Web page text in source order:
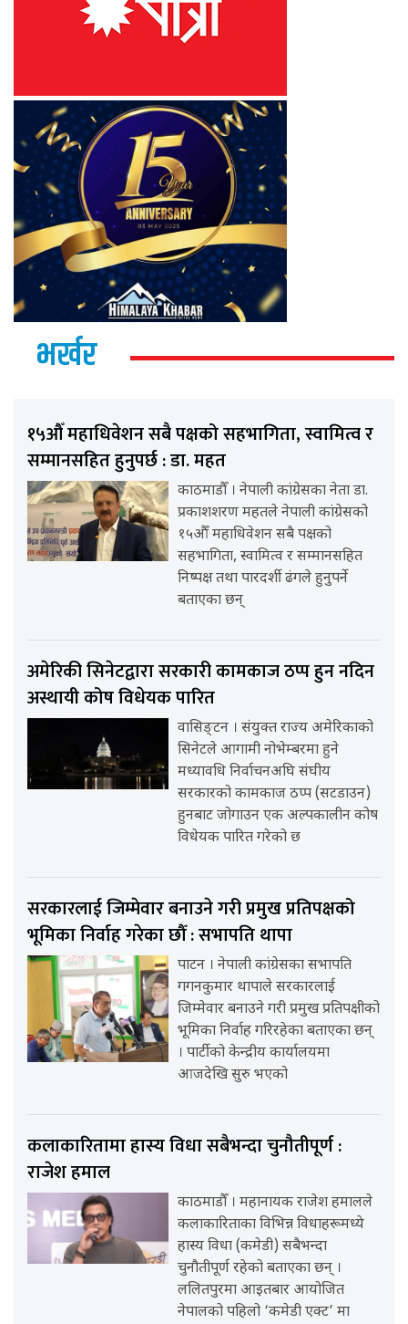
भर्खर
१५औँ महाधिवेशन सबै पक्षको सहभागिता, स्वामित्व र
सम्मानसहित हुनुपर्छ : डा. महत
काठमाडौँ । नेपाली कांग्रेसका नेता डा.
प्रकाशशरण महतले नेपाली कांग्रेसको
१५औँ महाधिवेशन सबै पक्षको
सहभागिता, स्वामित्व र सम्मानसहित
निष्पक्ष तथा पारदर्शी ढंगले हुनुपर्ने
बताएका छन्
अमेरिकी सिनेटद्वारा सरकारी कामकाज ठप्प हुन नदिन
अस्थायी कोष विधेयक पारित
वासिङ्टन । संयुक्त राज्य अमेरिकाको
सिनेटले आगामी नोभेम्बरमा हुने
मध्यावधि निर्वाचनअघि संघीय
सरकारको कामकाज ठप्प (सटडाउन)
हुनबाट जोगाउन एक अल्पकालीन कोष
विधेयक पारित गरेको छ
सरकारलाई जिम्मेवार बनाउने गरी प्रमुख प्रतिपक्षको
भूमिका निर्वाह गरेका छौँ : सभापति थापा
पाटन । नेपाली कांग्रेसका सभापति
गगनकुमार थापाले सरकारलाई
जिम्मेवार बनाउने गरी प्रमुख प्रतिपक्षीको
भूमिका निर्वाह गरिरहेका बताएका छन्
। पार्टीको केन्द्रीय कार्यालयमा
आजदेखि सुरु भएको
कलाकारितामा हास्य विधा सबैभन्दा चुनौतीपूर्ण :
राजेश हमाल
काठमाडौँ । महानायक राजेश हमालले
कलाकारिताका विभिन्न विधाहरूमध्ये
हास्य विधा (कमेडी) सबैभन्दा
चुनौतीपूर्ण रहेको बताएका छन् ।
ललितपुरमा आइतबार आयोजित
नेपालको पहिलो ‘कमेडी एक्ट’ मा